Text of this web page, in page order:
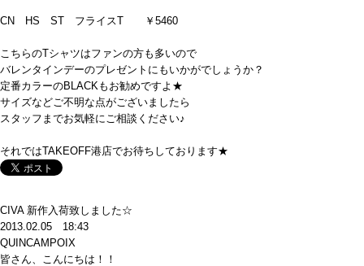
CN HS ST フライスT ￥5460
こちらのTシャツはファンの方も多いので
バレンタインデーのプレゼントにもいかがでしょうか？
定番カラーのBLACKもお勧めですよ★
サイズなどご不明な点がございましたら
スタッフまでお気軽にご相談ください♪
それではTAKEOFF港店でお待ちしております★
CIVA 新作入荷致しました☆
2013.02.05 18:43
QUINCAMPOIX
皆さん、こんにちは！！